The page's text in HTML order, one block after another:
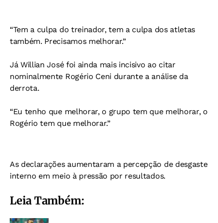
“Tem a culpa do treinador, tem a culpa dos atletas
também. Precisamos melhorar.”
Já Willian José foi ainda mais incisivo ao citar
nominalmente Rogério Ceni durante a análise da
derrota.
“Eu tenho que melhorar, o grupo tem que melhorar, o
Rogério tem que melhorar.”
As declarações aumentaram a percepção de desgaste
interno em meio à pressão por resultados.
Leia Também: